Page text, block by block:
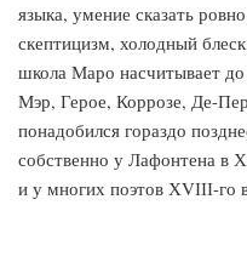
языка, умение сказать
скептицизм, холодный
школа Маро насчитывает
Мэр, Герое, Коррозе, Де-
понадобился гораздо
собственно у Лафонтена в
и у многих поэтов ХVІІІ-го